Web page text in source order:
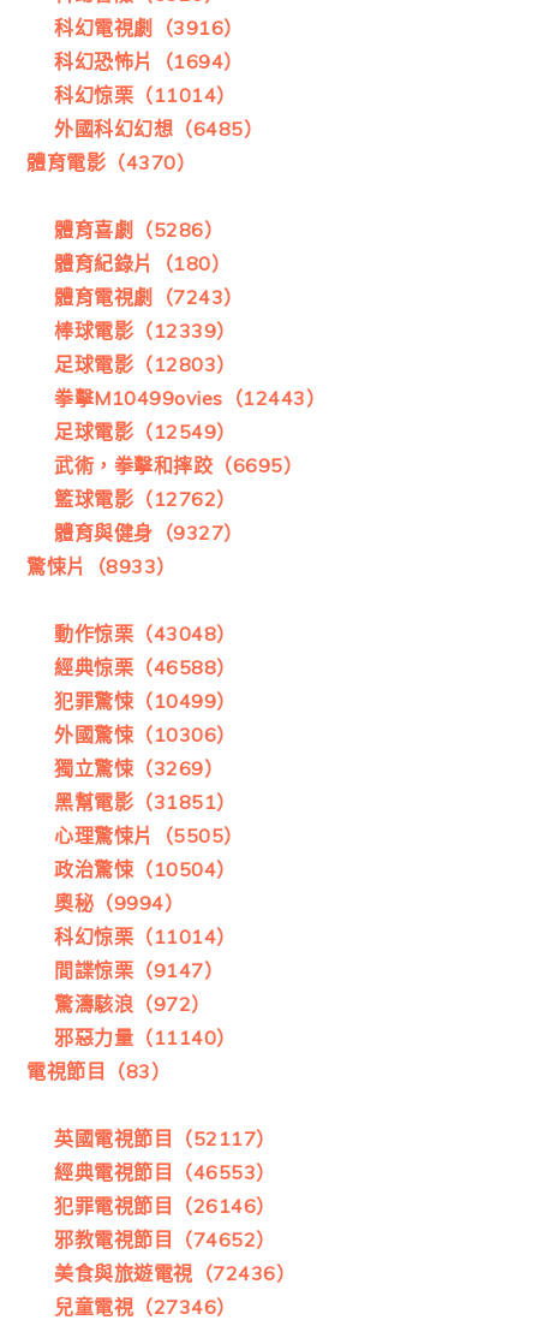
科幻電視劇（3916）
科幻恐怖片（1694）
科幻惊栗（11014）
外國科幻幻想（6485）
體育電影（4370）
體育喜劇（5286）
體育紀錄片（180）
體育電視劇（7243）
棒球電影（12339）
足球電影（12803）
拳擊M10499ovies（12443）
足球電影（12549）
武術，拳擊和摔跤（6695）
籃球電影（12762）
體育與健身（9327）
驚悚片（8933）
動作惊栗（43048）
經典惊栗（46588）
犯罪驚悚（10499）
外國驚悚（10306）
獨立驚悚（3269）
黑幫電影（31851）
心理驚悚片（5505）
政治驚悚（10504）
奧秘（9994）
科幻惊栗（11014）
間諜惊栗（9147）
驚濤駭浪（972）
邪惡力量（11140）
電視節目（83）
英國電視節目（52117）
經典電視節目（46553）
犯罪電視節目（26146）
邪教電視節目（74652）
美食與旅遊電視（72436）
兒童電視（27346）